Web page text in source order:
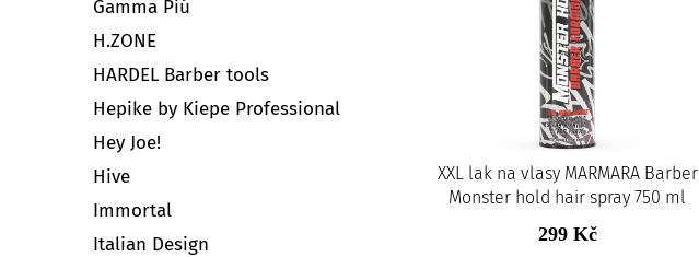
Gamma Piú
H.ZONE
HARDEL Barber tools
Hepike by Kiepe Professional
Hey Joe!
Hive
Immortal
Italian Design
XXL lak na vlasy MARMARA Barber
Monster hold hair spray 750 ml
299 Kč